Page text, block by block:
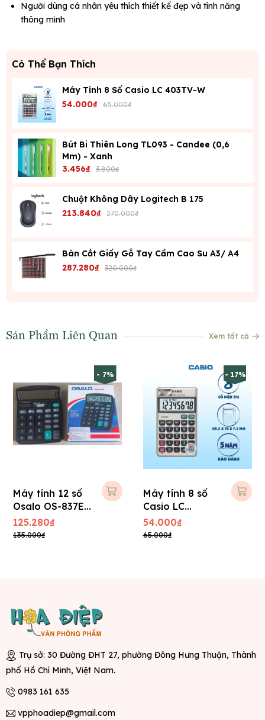
Người dùng cá nhân yêu thích thiết kế đẹp và tính năng
thông minh
Có Thể Bạn Thích
Máy Tính 8 Số Casio LC 403TV-W
54.000₫ 65.000₫
Bút Bi Thiên Long TL093 - Candee (0,6
Mm) - Xanh
3.456₫ 3.800₫
Chuột Không Dây Logitech B 175
213.840₫ 270.000₫
Bàn Cắt Giấy Gỗ Tay Cầm Cao Su A3/ A4
287.280₫ 320.000₫
Sản Phẩm Liên Quan Xem tất cả
- 7%
Máy tính 12 số
Osalo OS-837E (
BH 1 năm )
125.280₫
135.000₫
- 17%
Máy tính 8 số
Casio LC
403TV-w
54.000₫
65.000₫
Trụ sở: 30 Đường ĐHT 27, phường Đông Hưng Thuận, Thành
phố Hồ Chí Minh, Việt Nam.
0983 161 635
vpphoadiep@gmail.com